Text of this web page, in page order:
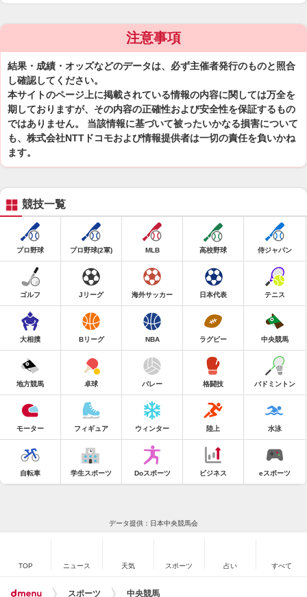
注意事項
結果・成績・オッズなどのデータは、必ず主催者発行のものと照合
し確認してください。
本サイトのページ上に掲載されている情報の内容に関しては万全を
期しておりますが、その内容の正確性および安全性を保証するもの
ではありません。 当該情報に基づいて被ったいかなる損害について
も、株式会社NTTドコモおよび情報提供者は一切の責任を負いかね
ます。
競技一覧
プロ野球 プロ野球(2軍) MLB 高校野球 侍ジャパン
ゴルフ Jリーグ 海外サッカー 日本代表 テニス
大相撲 Bリーグ NBA ラグビー 中央競馬
地方競馬 卓球 バレー 格闘技 バドミントン
モーター フィギュア ウィンター 陸上 水泳
自転車 学生スポーツ Doスポーツ ビジネス eスポーツ
データ提供：日本中央競馬会
TOP ニュース 天気 スポーツ 占い すべて
スポーツ 中央競馬